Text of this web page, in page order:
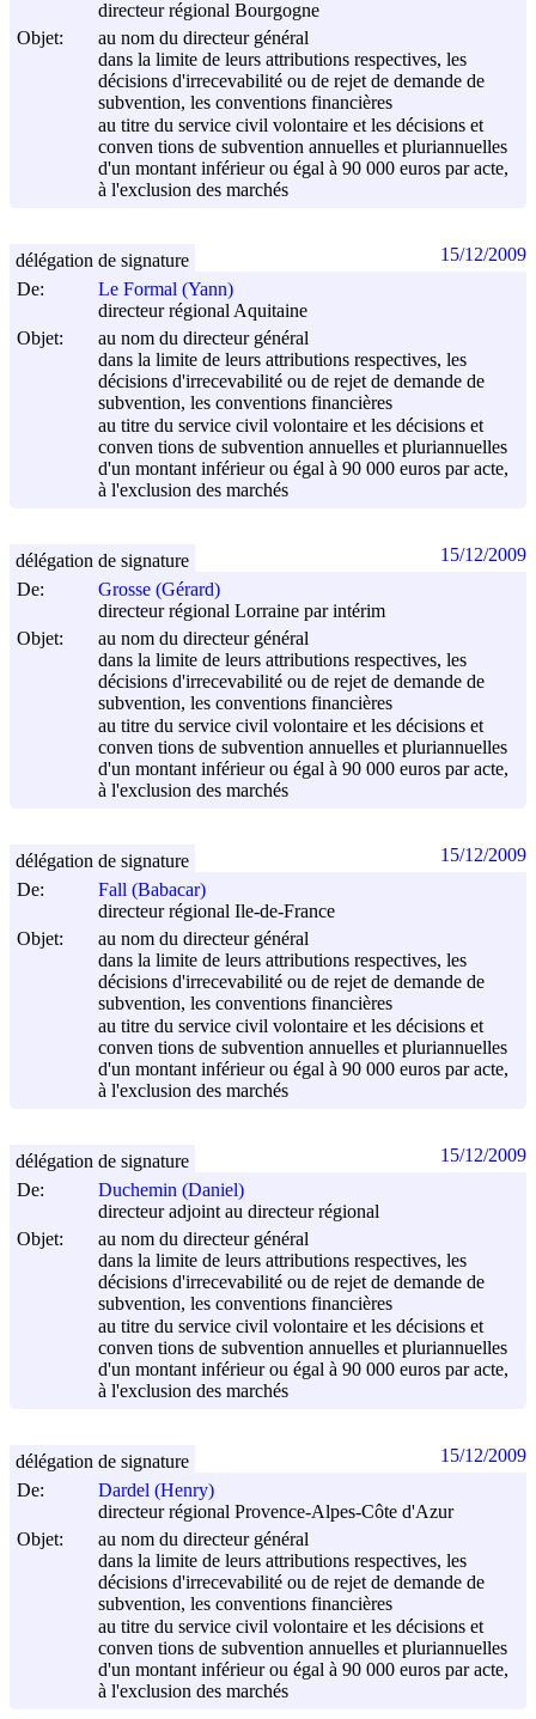
directeur régional Bourgogne
Objet:
au nom du directeur général
dans la limite de leurs attributions respectives, les
décisions d'irrecevabilité ou de rejet de demande de
subvention, les conventions financières
au titre du service civil volontaire et les décisions et
conven tions de subvention annuelles et pluriannuelles
d'un montant inférieur ou égal à 90 000 euros par acte,
à l'exclusion des marchés
De:
Le Formal (Yann)
directeur régional Aquitaine
Objet:
au nom du directeur général
dans la limite de leurs attributions respectives, les
décisions d'irrecevabilité ou de rejet de demande de
subvention, les conventions financières
au titre du service civil volontaire et les décisions et
conven tions de subvention annuelles et pluriannuelles
d'un montant inférieur ou égal à 90 000 euros par acte,
à l'exclusion des marchés
délégation de signature 15/12/2009
De:
Grosse (Gérard)
directeur régional Lorraine par intérim
Objet:
au nom du directeur général
dans la limite de leurs attributions respectives, les
décisions d'irrecevabilité ou de rejet de demande de
subvention, les conventions financières
au titre du service civil volontaire et les décisions et
conven tions de subvention annuelles et pluriannuelles
d'un montant inférieur ou égal à 90 000 euros par acte,
à l'exclusion des marchés
délégation de signature 15/12/2009
De:
Fall (Babacar)
directeur régional Ile-de-France
Objet:
au nom du directeur général
dans la limite de leurs attributions respectives, les
décisions d'irrecevabilité ou de rejet de demande de
subvention, les conventions financières
au titre du service civil volontaire et les décisions et
conven tions de subvention annuelles et pluriannuelles
d'un montant inférieur ou égal à 90 000 euros par acte,
à l'exclusion des marchés
délégation de signature 15/12/2009
De:
Duchemin (Daniel)
directeur adjoint au directeur régional
Objet:
au nom du directeur général
dans la limite de leurs attributions respectives, les
décisions d'irrecevabilité ou de rejet de demande de
subvention, les conventions financières
au titre du service civil volontaire et les décisions et
conven tions de subvention annuelles et pluriannuelles
d'un montant inférieur ou égal à 90 000 euros par acte,
à l'exclusion des marchés
délégation de signature 15/12/2009
De:
Dardel (Henry)
directeur régional Provence-Alpes-Côte d'Azur
Objet:
au nom du directeur général
dans la limite de leurs attributions respectives, les
décisions d'irrecevabilité ou de rejet de demande de
subvention, les conventions financières
au titre du service civil volontaire et les décisions et
conven tions de subvention annuelles et pluriannuelles
d'un montant inférieur ou égal à 90 000 euros par acte,
à l'exclusion des marchés
délégation de signature 15/12/2009